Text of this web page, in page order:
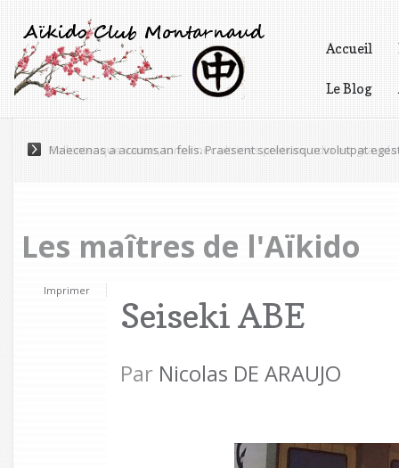
Accueil
Le Blog
Pellentesque varius, tortor nec ultricies pretium, odio est
Les maîtres de l'Aïkido
Imprimer
Seiseki ABE
Par Nicolas DE ARAUJO